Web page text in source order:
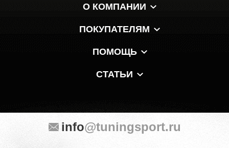
О КОМПАНИИ
ПОКУПАТЕЛЯМ
ПОМОЩЬ
СТАТЬИ
info@tuningsport.ru